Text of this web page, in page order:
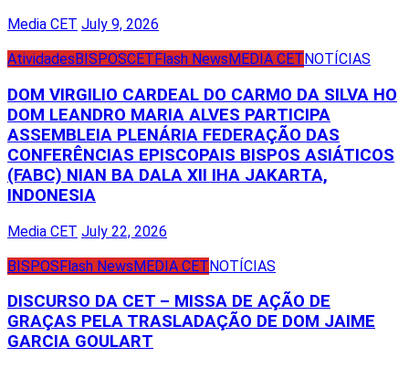
Media CET July 9, 2026
Atividades BISPOSCET Flash News MEDIA CET NOTÍCIAS
DOM VIRGILIO CARDEAL DO CARMO DA SILVA HO
DOM LEANDRO MARIA ALVES PARTICIPA
ASSEMBLEIA PLENÁRIA FEDERAÇÃO DAS
CONFERÊNCIAS EPISCOPAIS BISPOS ASIÁTICOS
(FABC) NIAN BA DALA XII IHA JAKARTA,
INDONESIA
Media CET July 22, 2026
BISPOSFlash NewsMEDIA CETNOTÍCIAS
DISCURSO DA CET – MISSA DE AÇÃO DE
GRAÇAS PELA TRASLADAÇÃO DE DOM JAIME
GARCIA GOULART